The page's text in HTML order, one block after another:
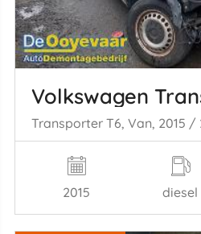
Volkswagen
Transporter T6, Van, 2015 /
2015 diesel